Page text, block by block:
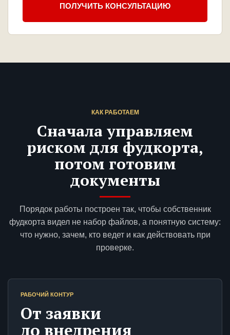
ПОЛУЧИТЬ КОНСУЛЬТАЦИЮ
КАК РАБОТАЕМ
Сначала управляем
риском для фудкорта,
потом готовим
документы
Порядок работы построен так, чтобы собственник
фудкорта видел не набор файлов, а понятную систему:
что нужно, зачем, кто ведет и как действовать при
проверке.
РАБОЧИЙ КОНТУР
От заявки
до внедрения